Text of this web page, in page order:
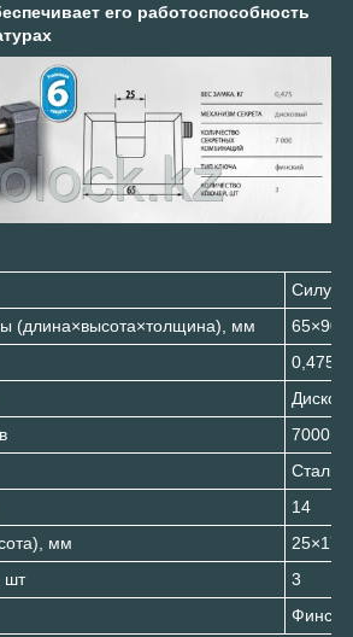
его работоспособность
(длина×высота×толщина), мм
0,475
7000
14
мм
25×17,9
шт
3